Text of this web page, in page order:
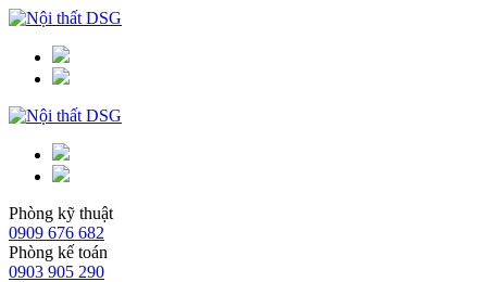
Phòng kỹ thuật
0909 676 682
Phòng kế toán
0903 905 290